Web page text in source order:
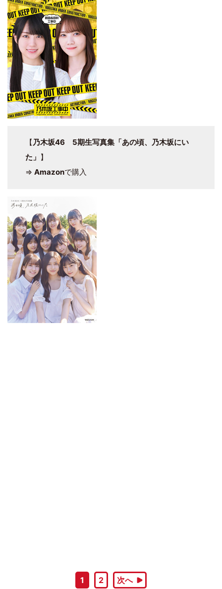
【乃木坂46 5期生写真集「あの頃、乃木坂にい
た」 】
⇒ Amazonで購入
1 2 次へ